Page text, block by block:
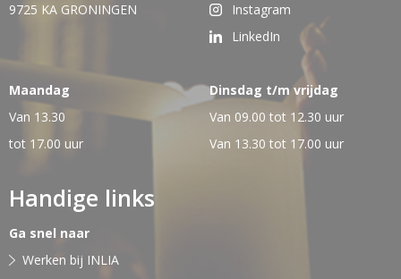
9725 KA GRONINGEN
Instagram
LinkedIn
Maandag
Van 13.30
tot 17.00 uur
Dinsdag t/m vrijdag
Van 09.00 tot 12.30 uur
Van 13.30 tot 17.00 uur
Handige links
Ga snel naar
Werken bij INLIA